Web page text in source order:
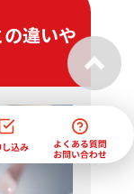
違いや